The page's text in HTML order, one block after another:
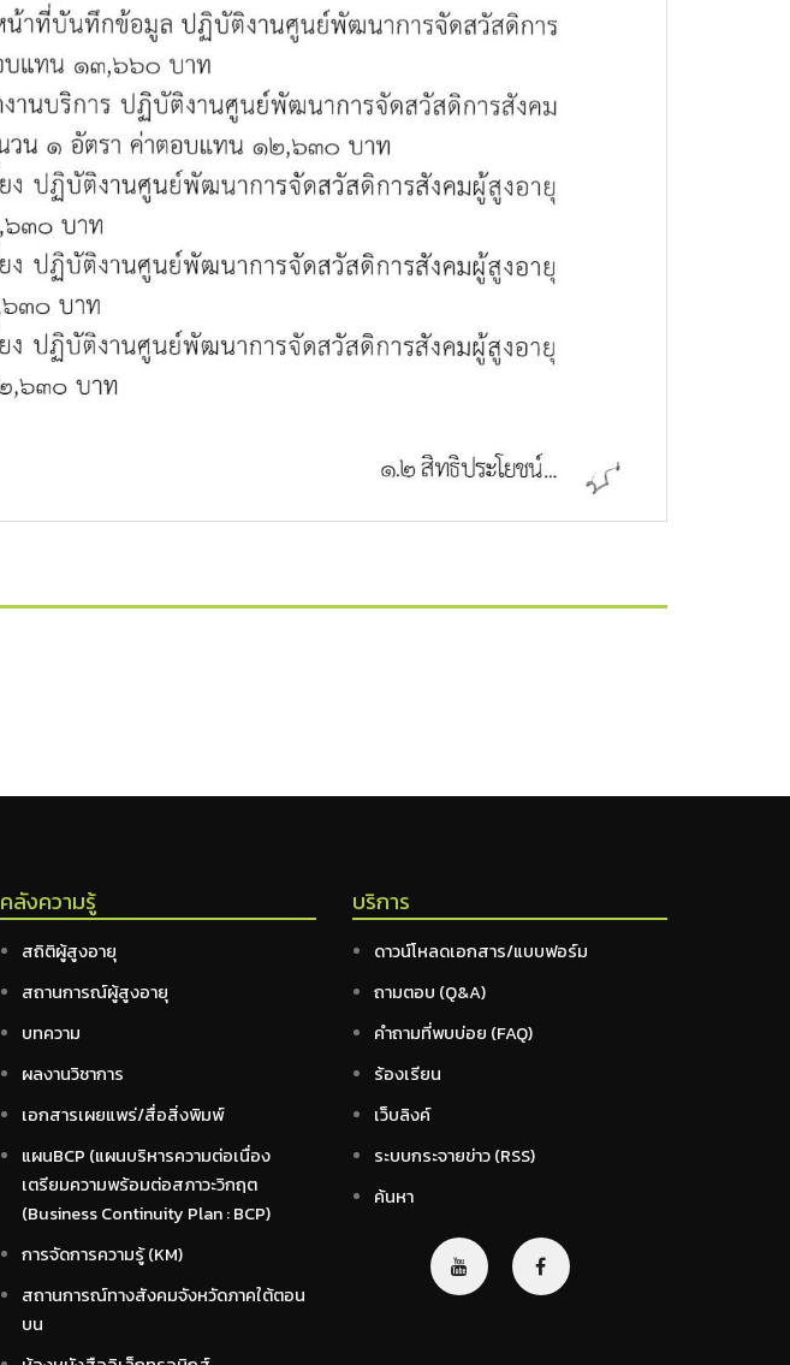
คลังความรู้
สถิติผู้สูงอายุ
สถานการณ์ผู้สูงอายุ
บทความ
ผลงานวิชาการ
เอกสารเผยแพร่/สื่อสิ่งพิมพ์
แผนBCP (แผนบริหารความต่อเนื่อง
เตรียมความพร้อมต่อสภาวะวิกฤต
(Business Continuity Plan : BCP)
การจัดการความรู้ (KM)
สถานการณ์ทางสังคมจังหวัดภาคใต้ตอน
บน
บริการ
ดาวน์โหลดเอกสาร/แบบฟอร์ม
ถามตอบ (Q&A)
คำถามที่พบบ่อย (FAQ)
ร้องเรียน
เว็บลิงค์
ระบบกระจายข่าว (RSS)
ค้นหา